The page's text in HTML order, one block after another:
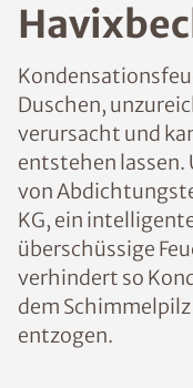
Duschen,
verursacht und
entstehen lassen.
von
KG, ein
überschüssige
verhindert so
dem
entzogen.